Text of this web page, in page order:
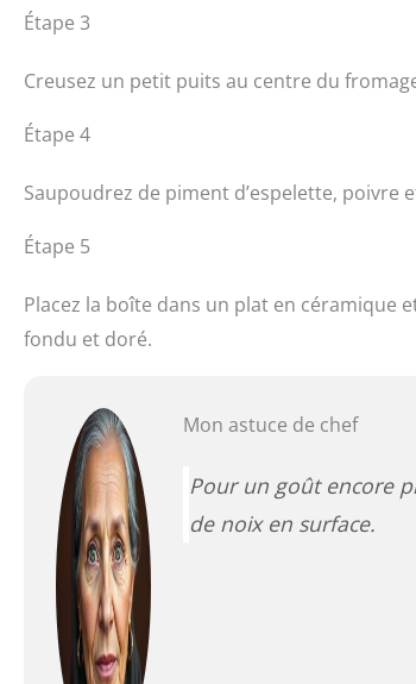
Étape 3
Creusez un petit puits au centre du
Étape 4
Saupoudrez de piment d’espelette, poivre
Étape 5
Placez la boîte dans un plat en céramique
fondu et doré.
Mon astuce de chef
Pour un goût encore
de noix en surface.